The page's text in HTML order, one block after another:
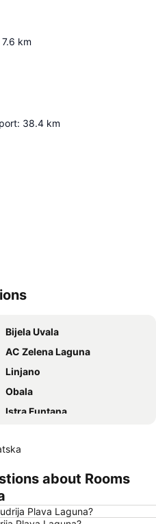
7.6 km
: 38.4 km
Bijela Uvala
AC Zelena Laguna
Linjano
Obala
Istra Funtana
Villas Rubin
Bibione Pineda
Obala maršala Tita
about Rooms
Plava Laguna?